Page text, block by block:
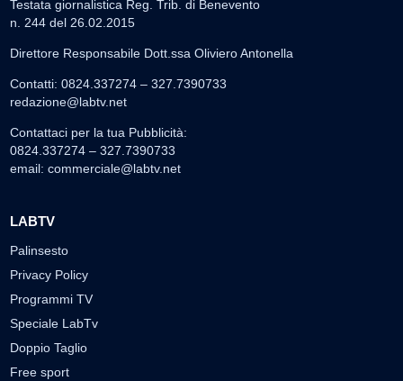
Testata giornalistica Reg. Trib. di Benevento
n. 244 del 26.02.2015
Direttore Responsabile Dott.ssa Oliviero Antonella
Contatti: 0824.337274 – 327.7390733
redazione@labtv.net
Contattaci per la tua Pubblicità:
0824.337274 – 327.7390733
email: commerciale@labtv.net
LABTV
Palinsesto
Privacy Policy
Programmi TV
Speciale LabTv
Doppio Taglio
Free sport